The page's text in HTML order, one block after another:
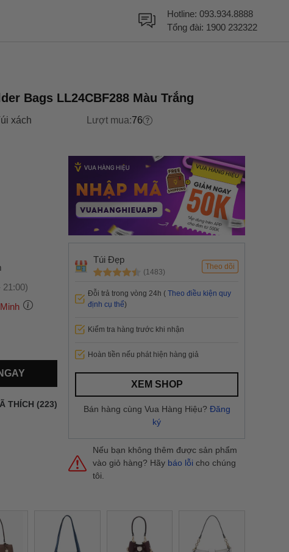
Hotline: 093.934.8888
Tổng đài: 1900 232322
Bags LL24CBF288 Màu Trắng
xách Lượt mua:76
21:00)
nhanh
yêu cầu
THÍCH (223)
Túi Đẹp
(1483)
Theo dõi
Đỗi trả trong vòng 24h ( Theo điều kiện quy
định cụ thể)
Kiểm tra hàng trước khi nhận
Hoàn tiền nếu phát hiện hàng giả
XEM SHOP
Bán hàng cùng Vua Hàng Hiệu? Đăng
ký
Nếu bạn không thêm được sản phẩm
vào giỏ hàng? Hãy báo lỗi cho chúng
tôi.